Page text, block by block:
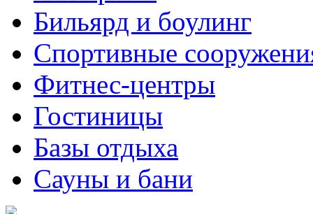
Бильярд и боулинг
Спортивные
Фитнес-центры
Гостиницы
Базы отдыха
Сауны и бани